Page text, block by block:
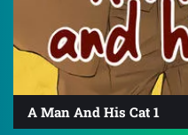
A Man And His Cat 1